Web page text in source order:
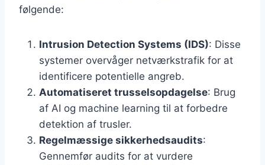
følgende:
Intrusion Detection Systems (IDS): Disse
systemer overvåger netværkstrafik for at
identificere potentielle angreb.
Automatiseret trusselsopdagelse: Brug
af AI og machine learning til at forbedre
detektion af trusler.
Regelmæssige sikkerhedsaudits:
Gennemfør audits for at vurdere